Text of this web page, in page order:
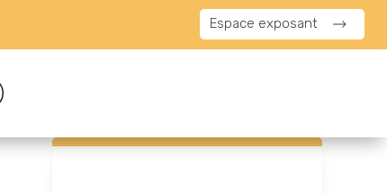
Espace exposant